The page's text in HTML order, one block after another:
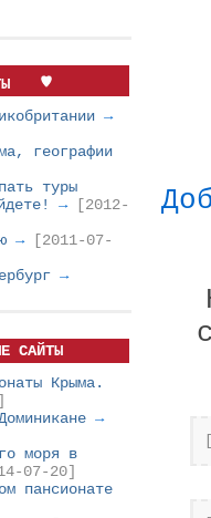
→
географии
туры
→
[2012-
→
[2011-07-
→
САЙТЫ
Крыма.
→
моря в
07-20]
пансионате